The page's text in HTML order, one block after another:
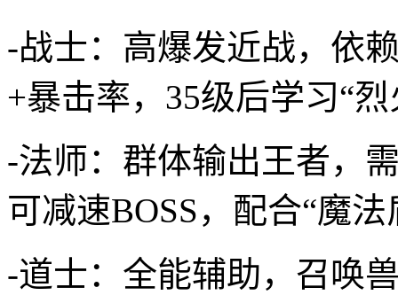
-战士：高爆发近战，依
+暴击率，35级后学习“
-法师：群体输出王者，
可减速BOSS，配合“魔
-道士：全能辅助，召唤